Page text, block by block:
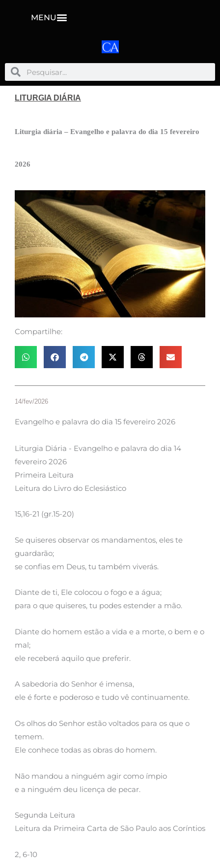
MENU
PesquisarPesquisar
LITURGIA DIÁRIA
Liturgia diária – Evangelho e palavra do dia 15 fevereiro
2026
Compartilhe:
14/fev/2026
Evangelho e palavra do dia 15 fevereiro 2026
Liturgia Diária - Evangelho e palavra do dia 14
fevereiro 2026
Primeira Leitura
Leitura do Livro do Eclesiástico
15,16-21 (gr.15-20)
Se quiseres observar os mandamentos, eles te
guardarão;
se confias em Deus, tu também viverás.
Diante de ti, Ele colocou o fogo e a água;
para o que quiseres, tu podes estender a mão.
Diante do homem estão a vida e a morte, o bem e o
mal;
ele receberá aquilo que preferir.
A sabedoria do Senhor é imensa,
ele é forte e poderoso e tudo vê continuamente.
Os olhos do Senhor estão voltados para os que o
temem.
Ele conhece todas as obras do homem.
Não mandou a ninguém agir como ímpio
e a ninguém deu licença de pecar.
Segunda Leitura
Leitura da Primeira Carta de São Paulo aos Coríntios
2, 6-10